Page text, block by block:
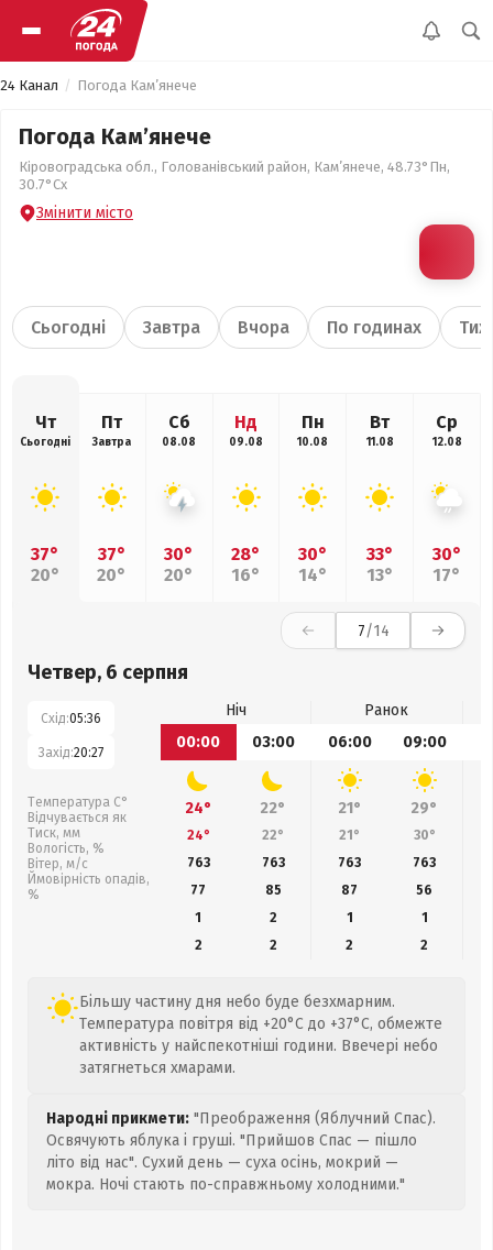
24 Канал Погода Кам’янече
Погода Кам’янече
Кіровоградська обл., Голованівський район, Кам’янече, 48.73°Пн,
30.7°Сх
Змінити місто
Сьогодні Завтра Вчора По годинах
Чт
Сьогодні
37°
20°
Пт
Завтра
37°
20°
Сб
08.08
30°
20°
Нд
09.08
28°
16°
Пн
10.08
30°
14°
Вт
11.08
33°
13°
Ср
12.08
30°
17°
7/14
Четвер, 6 серпня
Схід:05:36
Захід:20:27
Температура С°
Відчувається як
Тиск, мм
Вологість, %
Вітер, м/с
Ймовірність опадів,
%
Ніч
Ранок
00:00
03:00 06:00 09:00
24° 22° 21° 29°
24° 22° 21° 30°
763
763 763 763
77
85 87 56
1
2 1
1
2
2 2 2
Більшу частину дня небо буде безхмарним.
Температура повітря від +20°C до +37°C, обмежте
активність у найспекотніші години. Ввечері небо
затягнеться хмарами.
Народні прикмети: "Преображення (Яблучний Спас).
Освячують яблука і груші. "Прийшов Спас — пішло
літо від нас". Сухий день — суха осінь, мокрий —
мокра. Ночі стають по-справжньому холодними."